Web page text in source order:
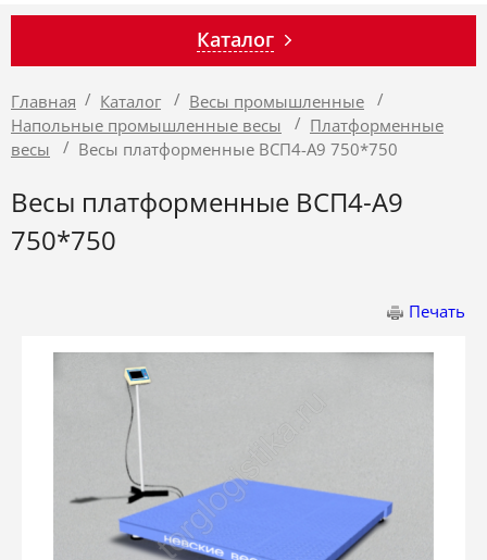
Каталог
Главная / Каталог / Весы промышленные /
Напольные промышленные весы
/ Платформенные
весы
/ Весы платформенные ВСП4-А9 750*750
Весы платформенные ВСП4-А9
750*750
Печать